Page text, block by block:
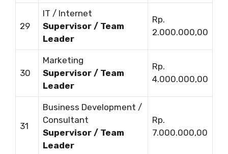
29
IT / Internet
Supervisor / Team
Leader
Rp.
2.000.000,00
30
Marketing
Supervisor / Team
Leader
Rp.
4.000.000,00
31
Business Development /
Consultant
Supervisor / Team
Leader
Rp.
7.000.000,00